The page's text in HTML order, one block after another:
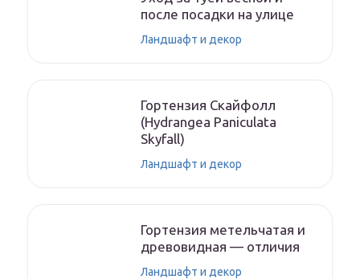
после посадки на улице
Ландшафт и декор
Гортензия Скайфолл
(Hydrangea Paniculata
Skyfall)
Ландшафт и декор
Гортензия метельчатая и
древовидная — отличия
Ландшафт и декор